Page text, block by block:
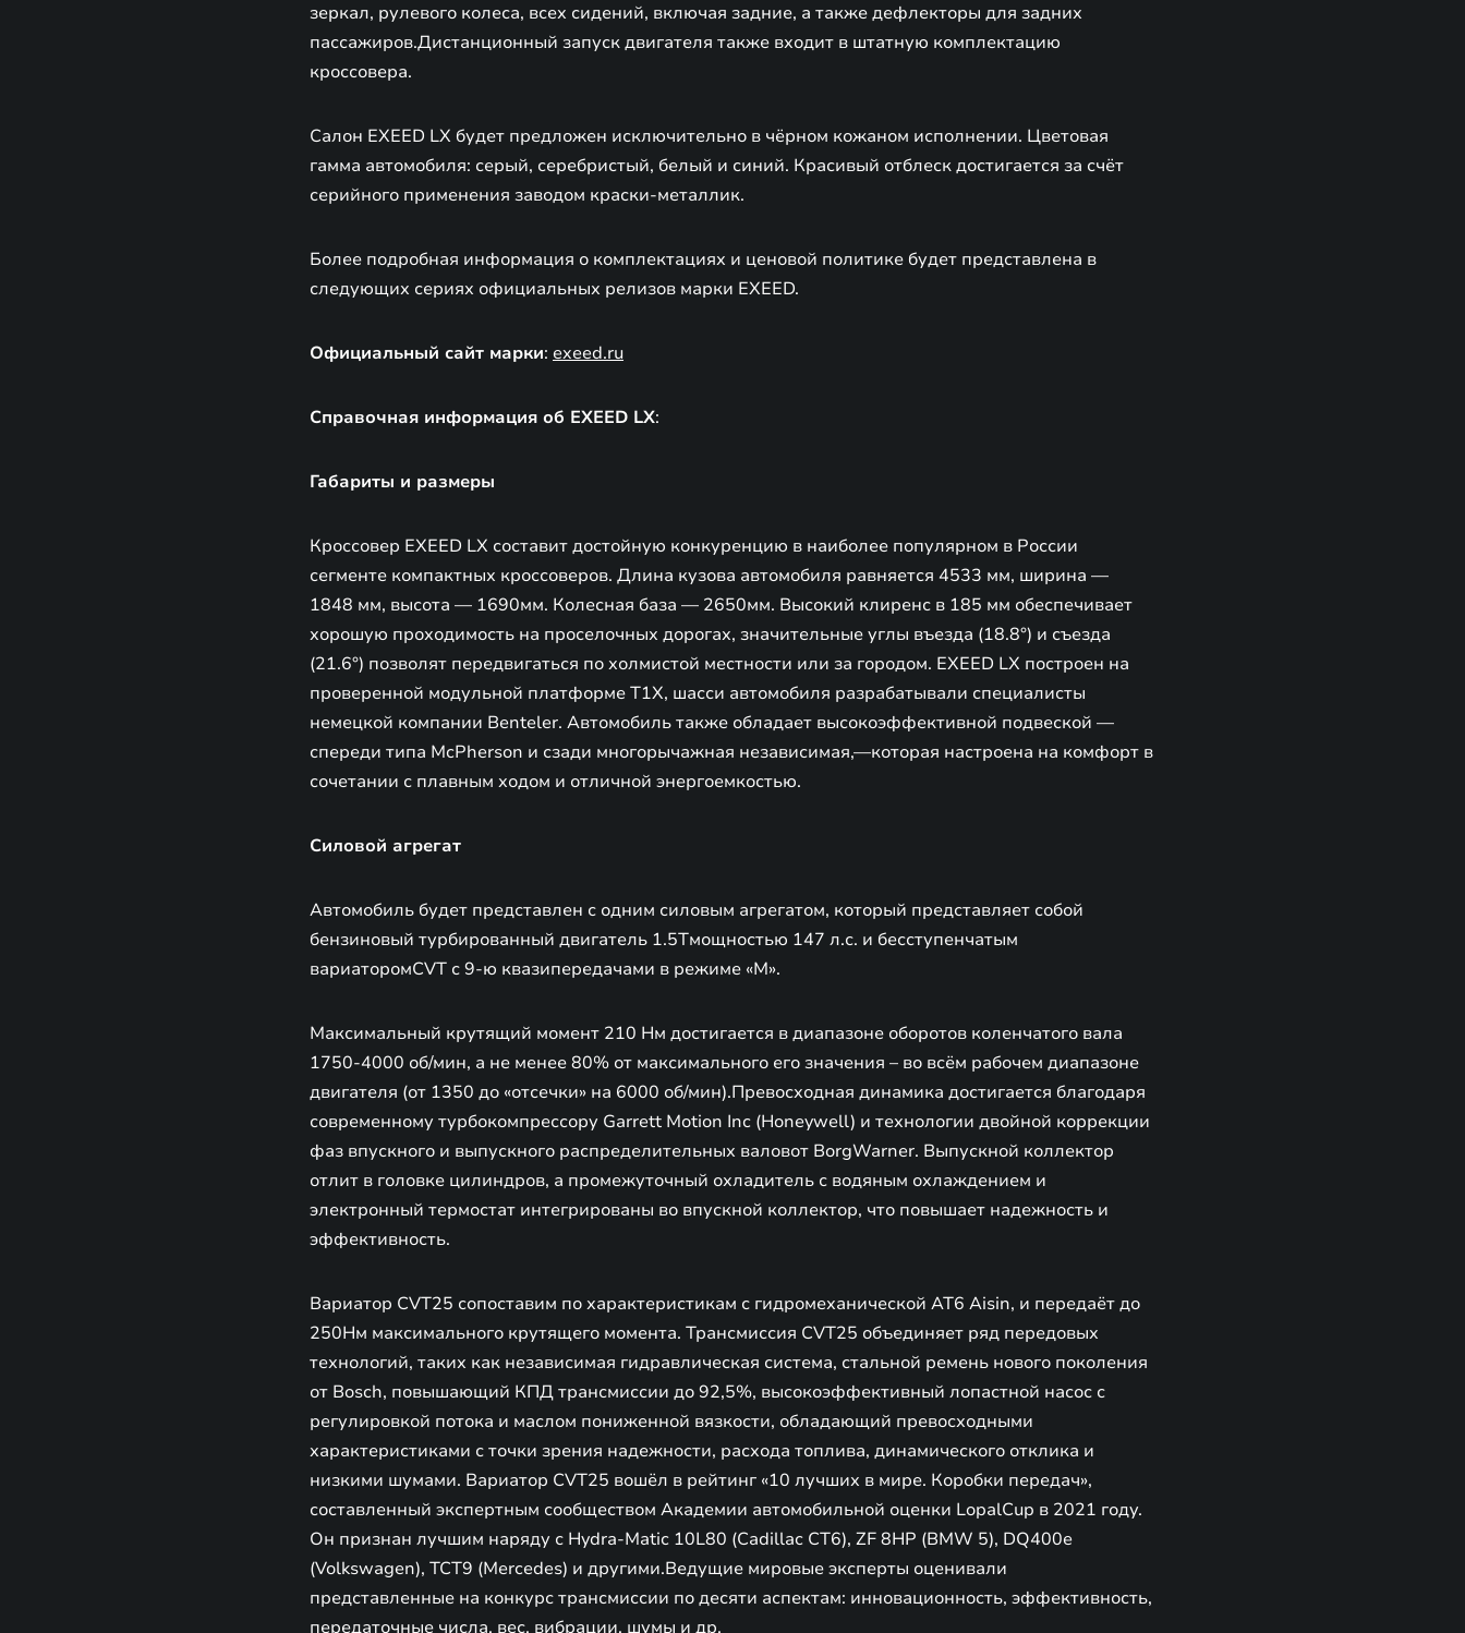
зеркал, рулевого колеса, всех сидений, включая задние, а также дефлекторы для задних
пассажиров.Дистанционный запуск двигателя также входит в штатную комплектацию
кроссовера.
Салон EXEED LX будет предложен исключительно в чёрном кожаном исполнении. Цветовая
гамма автомобиля: серый, серебристый, белый и синий. Красивый отблеск достигается за счёт
серийного применения заводом краски-металлик.
Более подробная информация о комплектациях и ценовой политике будет представлена в
следующих сериях официальных релизов марки EXEED.
Официальный сайт марки: exeed.ru
Справочная информация об EXEED LX:
Габариты и размеры
Кроссовер EXEED LX составит достойную конкуренцию в наиболее популярном в России
сегменте компактных кроссоверов. Длина кузова автомобиля равняется 4533 мм, ширина —
1848 мм, высота — 1690мм. Колесная база — 2650мм. Высокий клиренс в 185 мм обеспечивает
хорошую проходимость на проселочных дорогах, значительные углы въезда (18.8°) и съезда
(21.6°) позволят передвигаться по холмистой местности или за городом. EXEED LX построен на
проверенной модульной платформе T1X, шасси автомобиля разрабатывали специалисты
немецкой компании Benteler. Автомобиль также обладает высокоэффективной подвеской —
спереди типа McPherson и сзади многорычажная независимая,—которая настроена на комфорт в
сочетании с плавным ходом и отличной энергоемкостью.
Силовой агрегат
Автомобиль будет представлен с одним силовым агрегатом, который представляет собой
бензиновый турбированный двигатель 1.5Tмощностью 147 л.с. и бесступенчатым
вариаторомCVT с 9-ю квазипередачами в режиме «М».
Максимальный крутящий момент 210 Нм достигается в диапазоне оборотов коленчатого вала
1750-4000 об/мин, а не менее 80% от максимального его значения – во всём рабочем диапазоне
двигателя (от 1350 до «отсечки» на 6000 об/мин).Превосходная динамика достигается благодаря
современному турбокомпрессору Garrett Motion Inc (Honeywell) и технологии двойной коррекции
фаз впускного и выпускного распределительных валовот BorgWarner. Выпускной коллектор
отлит в головке цилиндров, а промежуточный охладитель с водяным охлаждением и
электронный термостат интегрированы во впускной коллектор, что повышает надежность и
эффективность.
Вариатор CVT25 сопоставим по характеристикам с гидромеханической АТ6 Aisin, и передаёт до
250Нм максимального крутящего момента. Трансмиссия CVT25 объединяет ряд передовых
технологий, таких как независимая гидравлическая система, стальной ремень нового поколения
от Bosch, повышающий КПД трансмиссии до 92,5%, высокоэффективный лопастной насос с
регулировкой потока и маслом пониженной вязкости, обладающий превосходными
характеристиками с точки зрения надежности, расхода топлива, динамического отклика и
низкими шумами. Вариатор CVT25 вошёл в рейтинг «10 лучших в мире. Коробки передач»,
составленный экспертным сообществом Академии автомобильной оценки LopalCup в 2021 году.
Он признан лучшим наряду с Hydra-Matic 10L80 (Cadillac CT6), ZF 8HP (BMW 5), DQ400e
(Volkswagen), TCT9 (Mercedes) и другими.Ведущие мировые эксперты оценивали
представленные на конкурс трансмиссии по десяти аспектам: инновационность, эффективность,
передаточные числа, вес, вибрации, шумы и др.